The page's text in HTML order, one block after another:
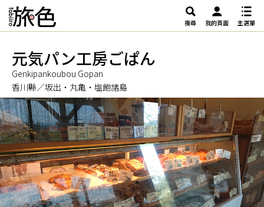
搜尋 我的頁面 主選單
元気パン工房ごぱん
Genkipankoubou Gopan
香川縣／坂出・丸亀・塩飽諸島